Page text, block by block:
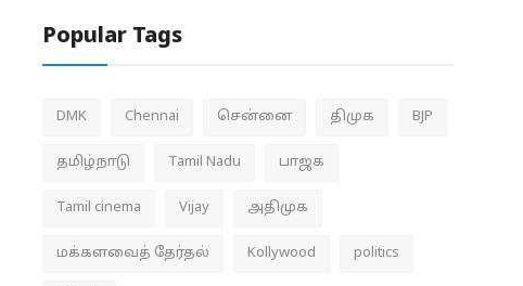
Popular Tags
DMK Chennai சென்னை திமுக BJP
தமிழ்நாடு Tamil Nadu பாஜக
Tamil cinema Vijay அதிமுக
மக்களவைத் தேர்தல் Kollywood politics